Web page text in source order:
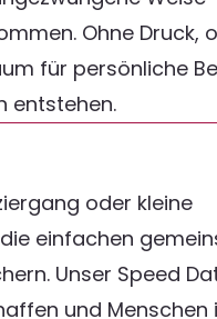
Ohne Druck,
für persönliche
entstehen.
oder kleine
einfachen
Unser Speed
und Menschen